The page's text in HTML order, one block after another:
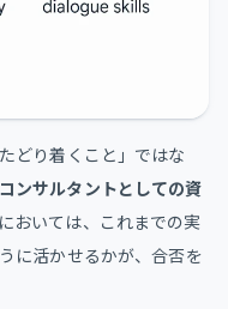
どり着くこと」ではな
ンサルタントとしての資
おいては、これまでの実
に活かせるかが、合否を